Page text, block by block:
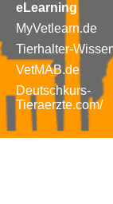
eLearning
MyVetlearn.de
Tierhalter-
VetMAB.de
Deutschkurs-
Tieraerzte.com/